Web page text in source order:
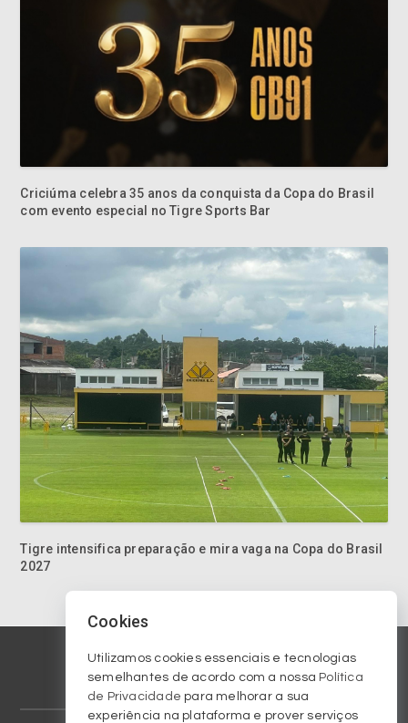
Criciúma celebra 35 anos da conquista da Copa do Brasil
com evento especial no Tigre Sports Bar
Tigre intensifica preparação e mira vaga na Copa do Brasil
2027
Cookies
Utilizamos cookies essenciais e tecnologias
semelhantes de acordo com a nossa Política
de Privacidade para melhorar a sua
experiência na plataforma e prover serviços